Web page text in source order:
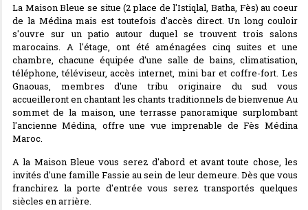
La Maison Bleue se situe (2 place de l'Istiqlal, Batha, Fès) au coeur
de la Médina mais est toutefois d'accès direct. Un long couloir
s'ouvre sur un patio autour duquel se trouvent trois salons
marocains. A l'étage, ont été aménagées cinq suites et une
chambre, chacune équipée d'une salle de bains, climatisation,
téléphone, téléviseur, accès internet, mini bar et coffre-fort. Les
Gnaouas, membres d'une tribu originaire du sud vous
accueilleront en chantant les chants traditionnels de bienvenue Au
sommet de la maison, une terrasse panoramique surplombant
l'ancienne Médina, offre une vue imprenable de Fès Médina
Maroc.
A la Maison Bleue vous serez d'abord et avant toute chose, les
invités d'une famille Fassie au sein de leur demeure. Dès que vous
franchirez la porte d'entrée vous serez transportés quelques
siècles en arrière.